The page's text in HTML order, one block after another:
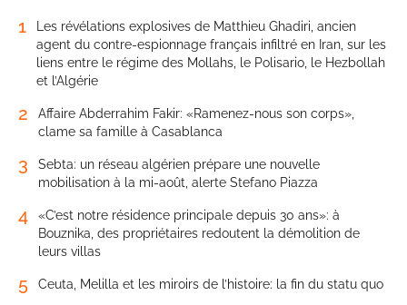
1
Les révélations explosives de Matthieu Ghadiri, ancien
agent du contre-espionnage français infiltré en Iran, sur les
liens entre le régime des Mollahs, le Polisario, le Hezbollah
et l’Algérie
2
Affaire Abderrahim Fakir: «Ramenez-nous son corps»,
clame sa famille à Casablanca
3
Sebta: un réseau algérien prépare une nouvelle
mobilisation à la mi-août, alerte Stefano Piazza
4
«C’est notre résidence principale depuis 30 ans»: à
Bouznika, des propriétaires redoutent la démolition de
leurs villas
5 Ceuta, Melilla et les miroirs de l’histoire: la fin du statu quo